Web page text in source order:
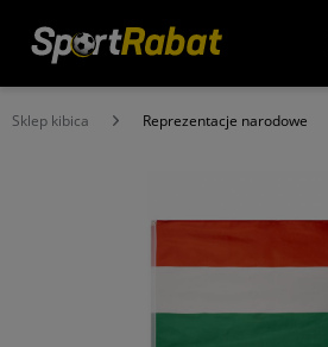
Sklep kibica Reprezentacje narodowe